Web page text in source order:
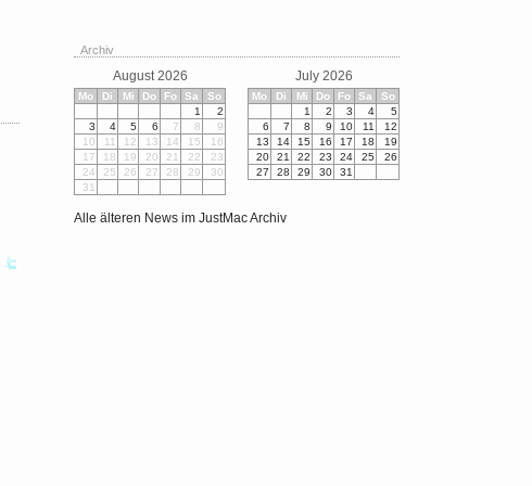
Archiv
August 2026
Mo Di Mi Do Fo Sa
So
1
2
3
4 5 6 7 8
9
10
11 12 13 14 15
16
17
18 19 20 21 22
23
24
25 26 27 28 29
30
31
July 2026
Mo Di Mi Do Fo Sa
So
1
2 3 4
5
6
7 8 9 10 11
12
13
14 15 16 17 18
19
20
21 22 23 24 25
26
27
28 29 30 31
Alle älteren News im JustMac Archiv